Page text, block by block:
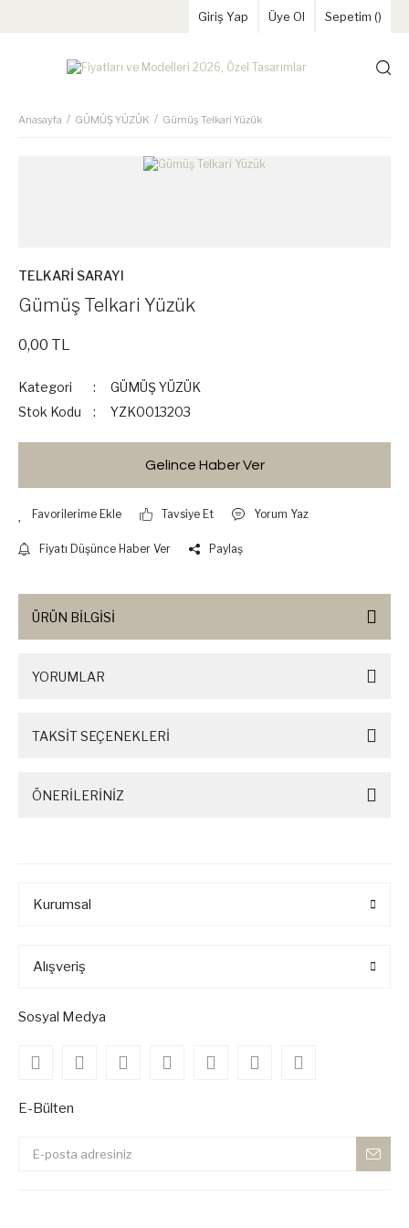
Giriş Yap Üye Ol Sepetim ()
Anasayfa GÜMÜŞ YÜZÜK Gümüş Telkari Yüzük
TELKARİ SARAYI
Gümüş Telkari Yüzük
0,00 TL
Kategori
GÜMÜŞ YÜZÜK
Stok Kodu
YZK0013203
Gelince Haber Ver
Tavsiye Et Yorum Yaz
Fiyatı Düşünce Haber Ver Paylaş
ÜRÜN BİLGİSİ
YORUMLAR
TAKSİT SEÇENEKLERİ
ÖNERİLERİNİZ
Kurumsal
Alışveriş
Sosyal Medya
E-Bülten